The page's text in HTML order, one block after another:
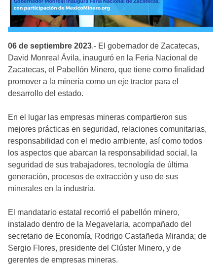
06 de septiembre 2023.- El gobernador de Zacatecas,
David Monreal Ávila, inauguró en la Feria Nacional de
Zacatecas, el Pabellón Minero, que tiene como finalidad
promover a la minería como un eje tractor para el
desarrollo del estado.
En el lugar las empresas mineras compartieron sus
mejores prácticas en seguridad, relaciones comunitarias,
responsabilidad con el medio ambiente, así como todos
los aspectos que abarcan la responsabilidad social, la
seguridad de sus trabajadores, tecnología de última
generación, procesos de extracción y uso de sus
minerales en la industria.
El mandatario estatal recorrió el pabellón minero,
instalado dentro de la Megavelaria, acompañado del
secretario de Economía, Rodrigo Castañeda Miranda; de
Sergio Flores, presidente del Clúster Minero, y de
gerentes de empresas mineras.